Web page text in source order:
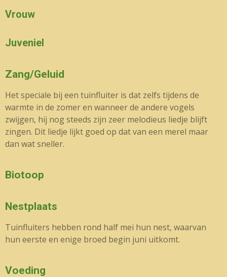
Vrouw
Juveniel
Zang/Geluid
Het speciale bij een tuinfluiter is dat zelfs tijdens de
warmte in de zomer en wanneer de andere vogels
zwijgen, hij nog steeds zijn zeer melodieus liedje blijft
zingen. Dit liedje lijkt goed op dat van een merel maar
dan wat sneller.
Biotoop
Nestplaats
Tuinfluiters hebben rond half mei hun nest, waarvan
hun eerste en enige broed begin juni uitkomt.
Voeding